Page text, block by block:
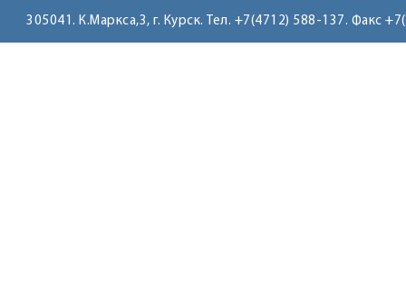
305041. К.Маркса,3, г. Курск. Тел. +7(4712) 588-137. Факс